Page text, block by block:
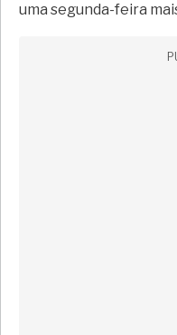
uma segunda-feira